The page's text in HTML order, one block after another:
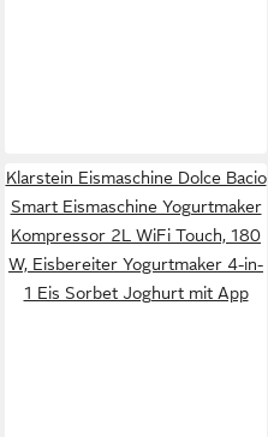
Klarstein Eismaschine Dolce Bacio
Smart Eismaschine Yogurtmaker
Kompressor 2L WiFi Touch, 180
W, Eisbereiter Yogurtmaker 4-in-
1 Eis Sorbet Joghurt mit App